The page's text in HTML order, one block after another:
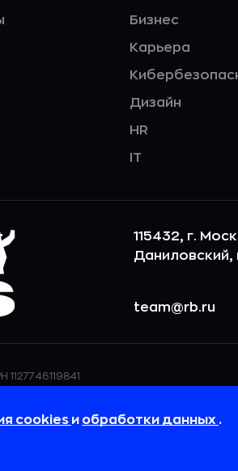
Бизнес
Карьера
Дизайн
HR
IT
115432, г.
Даниловский,
team@rb.ru
в отношении
повышения
пользовательские
cookies и обработки данных .